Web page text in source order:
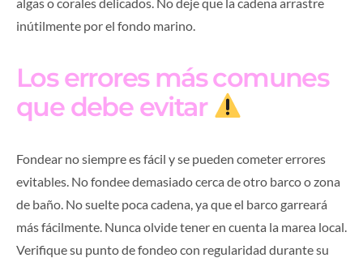
inútilmente por el fondo marino.
Los errores más comunes
que debe evitar
Fondear no siempre es fácil y se pueden cometer errores
evitables. No fondee demasiado cerca de otro barco o zona
de baño. No suelte poca cadena, ya que el barco garreará
más fácilmente. Nunca olvide tener en cuenta la marea local.
Verifique su punto de fondeo con regularidad durante su